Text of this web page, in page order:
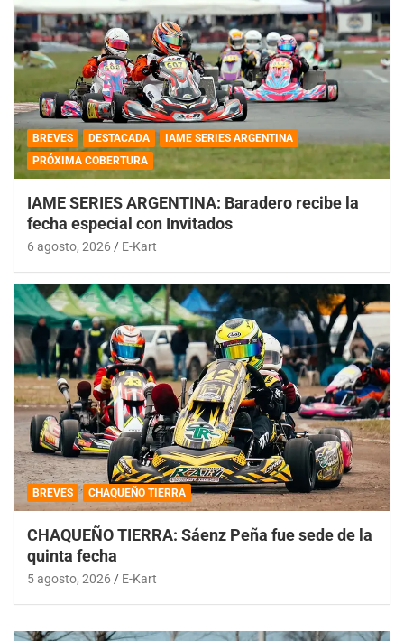
BREVES DESTACADA
IAME SERIES ARGENTINA
PRÓXIMA COBERTURA
IAME SERIES ARGENTINA: Baradero recibe la
fecha especial con Invitados
6 agosto, 2026 E-Kart
BREVES CHAQUEÑO TIERRA
CHAQUEÑO TIERRA: Sáenz Peña fue sede de la
quinta fecha
5 agosto, 2026 E-Kart